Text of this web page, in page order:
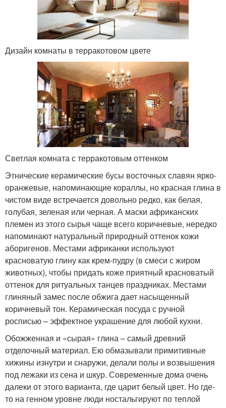
Дизайн комнаты в терракотовом цвете
Светлая комната с терракотовым оттенком
Этнические керамические бусы восточных славян ярко-
оранжевые, напоминающие кораллы, но красная глина в
чистом виде встречается довольно редко, как белая,
голубая, зеленая или черная. А маски африканских
племен из этого сырья чаще всего коричневые, нередко
напоминают натуральный природный оттенок кожи
аборигенов. Местами африканки используют
красноватую глину как крем-пудру (в смеси с жиром
животных), чтобы придать коже приятный красноватый
оттенок для ритуальных танцев праздниках. Местами
глиняный замес после обжига дает насыщенный
коричневый тон. Керамическая посуда с ручной
росписью – эффектное украшение для любой кухни.
Обожженная и «сырая» глина – самый древний
отделочный материал. Ею обмазывали примитивные
хижины изнутри и снаружи, делали полы и возвышения
под лежаки из сена и шкур. Современные дома очень
далеки от этого варианта, где царит белый цвет. Но где-
то на генном уровне люди ностальгируют по теплой